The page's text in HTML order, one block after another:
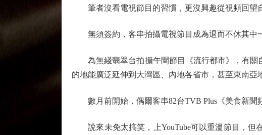
筆者沒看電視節目的習慣，更沒興趣從視頻回望
無須簽約，客串拍攝電視節目成為退而不休其中
為無綫翡翠台拍攝午間節目《流行都市》，有關
的地能廣泛延伸到大灣區、內地各省市，甚至東南亞
數月前開始，偶爾客串82台TVB Plus《美食新聞
說來未免太搞笑，上YouTube可以重溫節目，但